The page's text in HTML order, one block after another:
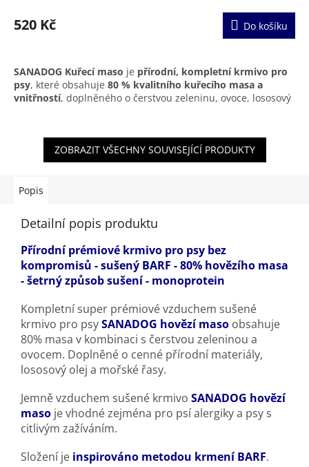
520 Kč Do košíku
SANADOG Kuřecí maso je přírodní, kompletní krmivo pro
psy, které obsahuje 80 % kvalitního kuřecího masa a
vnitřností, doplněného o čerstvou zeleninu, ovoce, lososový
stravitelnost.
Receptura jemonoproteinová, díky čemuž je ideální pro
Použité ingredience jsou
maximální čerstvost a čistotu.
Sušený BARF
SANADOGs kuřecím masem nabízí
výživu, podporu vitality a zdravého trávení– perfektní
volba pro psy, kterým chcete dopřát to nejlepší.
ZOBRAZIT VŠECHNY SOUVISEJÍCÍ PRODUKTY
Popis
Detailní popis produktu
Přírodní prémiové krmivo pro psy bez
kompromisů - sušený BARF - 80% hovězího masa
- šetrný způsob sušení - monoprotein
Kompletní super prémiové vzduchem sušené
krmivo pro psySANADOG hovězí maso obsahuje
80% masa v kombinaci s čerstvou zeleninou a
ovocem. Doplněné o cenné přírodní materiály,
lososový olej a mořské řasy.
Jemně vzduchem sušené krmivo SANADOG hovězí
maso je vhodné zejména pro psí alergiky a psy s
citlivým zažíváním.
Složení je inspirováno metodou krmení BARF.